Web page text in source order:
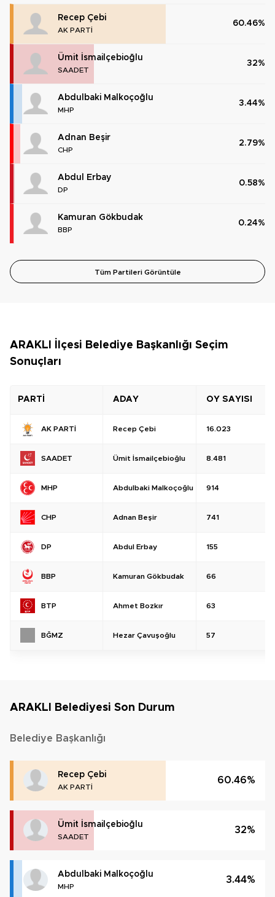
Recep Çebi
AK PARTİ
60.46%
Ümit İsmailçebioğlu
SAADET
32%
Abdulbaki Malkoçoğlu
MHP
3.44%
Adnan Beşir
CHP
2.79%
Abdul Erbay
DP
0.58%
Kamuran Gökbudak
BBP
0.24%
Tüm Partileri Görüntüle
ARAKLI İlçesi Belediye Başkanlığı Seçim
Sonuçları
PARTİ ADAY OY SAYISI
AK PARTİ Recep Çebi 16.023
SAADET Ümit İsmailçebioğlu 8.481
MHP Abdulbaki Malkoçoğlu 914
CHP Adnan Beşir 741
DP Abdul Erbay 155
BBP Kamuran Gökbudak 66
BTP Ahmet Bozkır 63
BĞMZ Hezar Çavuşoğlu 57
ARAKLI Belediyesi Son Durum
Belediye Başkanlığı
Recep Çebi
AK PARTİ
60.46%
Ümit İsmailçebioğlu
SAADET
32%
Abdulbaki Malkoçoğlu
MHP
3.44%